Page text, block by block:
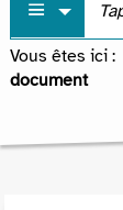
Vous êtes ici :
document